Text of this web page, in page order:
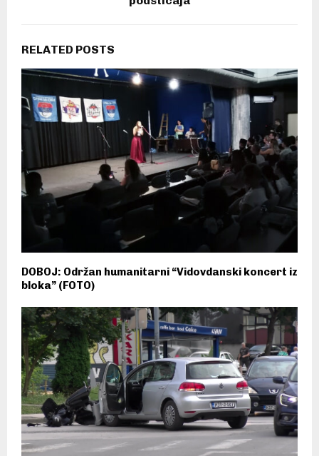
RELATED POSTS
DOBOJ: Održan humanitarni “Vidovdanski koncert iz
bloka” (FOTO)